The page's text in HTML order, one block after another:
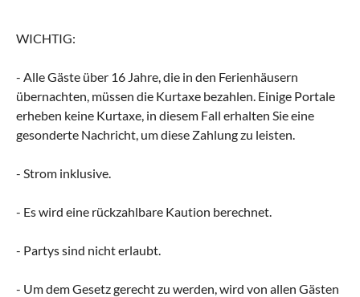
WICHTIG:
- Alle Gäste über 16 Jahre, die in den Ferienhäusern
übernachten, müssen die Kurtaxe bezahlen. Einige Portale
erheben keine Kurtaxe, in diesem Fall erhalten Sie eine
gesonderte Nachricht, um diese Zahlung zu leisten.
- Strom inklusive.
- Es wird eine rückzahlbare Kaution berechnet.
- Partys sind nicht erlaubt.
- Um dem Gesetz gerecht zu werden, wird von allen Gästen